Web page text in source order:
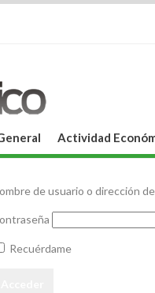
Actividad
de usuario o dirección
Recuérdame